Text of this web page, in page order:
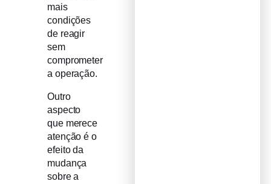
mais
condições
de reagir
sem
comprometer
a operação.
Outro
aspecto
que merece
atenção é o
efeito da
mudança
sobre a